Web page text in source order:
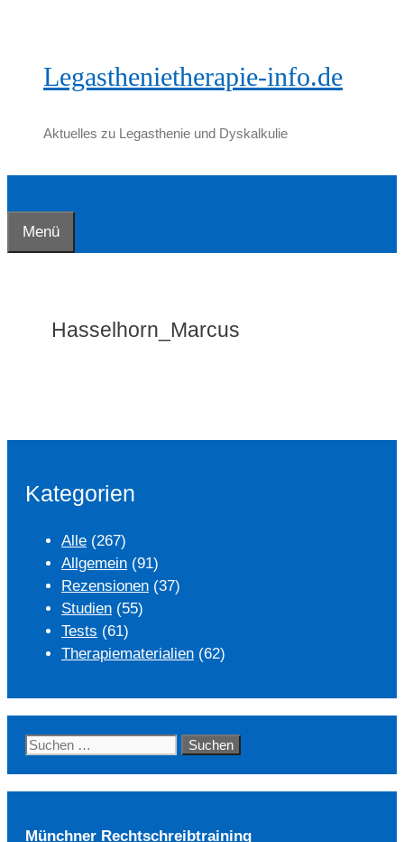
Legasthenietherapie-info.de
Aktuelles zu Legasthenie und Dyskalkulie
Menü
Hasselhorn_Marcus
Kategorien
Alle (267)
Allgemein (91)
Rezensionen (37)
Studien (55)
Tests (61)
Therapiematerialien (62)
Suchen
Münchner Rechtschreibtraining